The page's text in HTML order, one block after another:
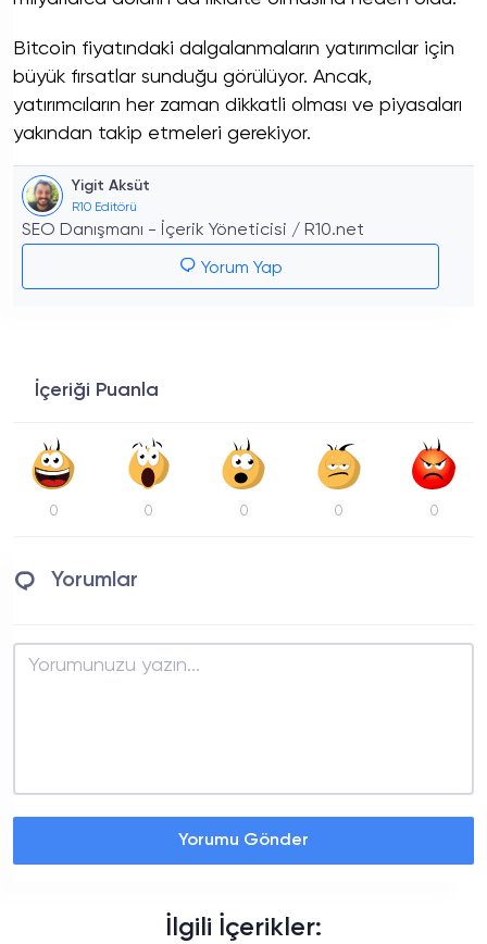
Bitcoin fiyatındaki dalgalanmaların yatırımcılar için
büyük fırsatlar sunduğu görülüyor. Ancak,
yatırımcıların her zaman dikkatli olması ve piyasaları
yakından takip etmeleri gerekiyor.
Yigit Aksüt
R10 Editörü
SEO Danışmanı - İçerik Yöneticisi / R10.net
Yorum Yap
İçeriği Puanla
0 0 0 0 0
Yorumlar
Yorumu Gönder
İlgili İçerikler: